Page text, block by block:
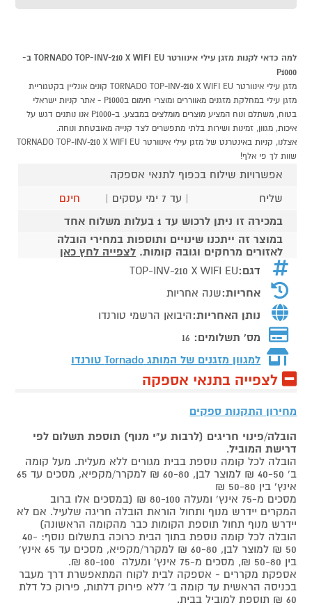
למה כדאי לקנות מזגן עילי אינוורטר TORNADO TOP-INV-210 X WIFI EU ב-
P1000
מזגן עילי אינוורטר TORNADO TOP-INV-210 X WIFI EU קונים אונליין בקטגוריית
מזגן עילי במחלקת מזגנים מאווררים ומוצרי חימום בP1000 - אתר קניות ישראלי
בטוח, משתלם ונוח המציע מוצרים מומלצים במבצע. ב-P1000 אנו נותנים דגש על
איכות, מגוון, זמינות ושירות בלתי מתפשרים לצד קנייה מאובטחת ונוחה.
אצלנו, קניות באינטרנט של מזגן עילי אינוורטר TORNADO TOP-INV-210 X WIFI EU
שוות לך פי אלף!
אפשרויות שילוח בכפוף לתנאי אספקה
שליח
| עד 7 ימי עסקים |
חינם
במכירה זו ניתן לרכוש עד 1 בעלות משלוח אחד
במוצר זה ייתכנו שינויים ותוספות במחירי הובלה
לאזורים מרחקים וגובה קומות. לצפייה לחץ כאן
דגם:TOP-INV-210 X WIFI EU
אחריות:שנה אחריות
נותן האחריות:היבואן הרשמי טורנדו
מס' תשלומים: 16
למגוון מזגנים של המותג Tornado טורנדו
לצפייה בתנאי אספקה
מחירון התקנות ספקים
הובלה/פינוי חריגים (לרבות ע"י מנוף) תוספת תשלום לפי
דרישת המוביל.
הובלה לכל קומה נוספת בבית מגורים ללא מעלית. מעל קומה
ב' 40-50 ₪ למוצר לבן, 60-80 ₪ למקרר/מקפיא, מסכים עד 65
אינץ' בין 50-80 ₪
מסכים מ-75 אינץ' ומעלה 80-100 ₪ (במסכים אלו ברוב
המקרים יידרש מנוף ותחול הוראת הובלה חריגה שלעיל. אם לא
יידרש מנוף תחול תוספת הקומות כבר מהקומה הראשונה)
הובלה לכל קומה נוספת בתוך הבית כרוכה בתשלום נוסף: 40-
50 ₪ למוצר לבן, 60-80 ₪ למקרר/מקפיא, מסכים עד 65 אינץ'
בין 50-80 ₪, מסכים מ-75 אינץ' ומעלה 80-100 ₪.
אספקת מקררים - אספקה לבית לקוח המתאפשרת דרך מעבר
בכניסה הראשית עד קומה ב' ללא פירוק דלתות, פירוק כל דלת
60 ₪ תוספת למוביל בבית.